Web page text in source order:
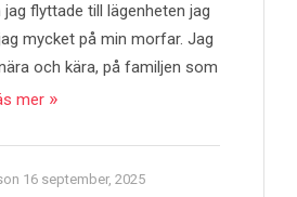
flyttade till lägenheten jag
mycket på min morfar. Jag
och kära, på familjen som
mer
16 september, 2025